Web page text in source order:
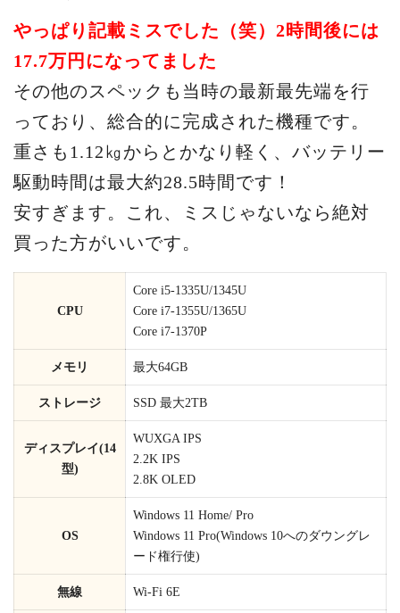
やっぱり記載ミスでした（笑）2時間後には
17.7万円になってました
その他のスペックも当時の最新最先端を行
っており、総合的に完成された機種です。
重さも1.12㎏からとかなり軽く、バッテリー
駆動時間は最大約28.5時間です！
安すぎます。これ、ミスじゃないなら絶対
買った方がいいです。
CPU
Core i5-1335U/1345U
Core i7-1355U/1365U
Core i7-1370P
メモリ 最大64GB
ストレージ SSD 最大2TB
ディスプレイ(14
型)
WUXGA IPS
2.2K IPS
2.8K OLED
OS
Windows 11 Home/ Pro
Windows 11 Pro(Windows 10へのダウングレ
ード権行使)
無線 Wi-Fi 6E